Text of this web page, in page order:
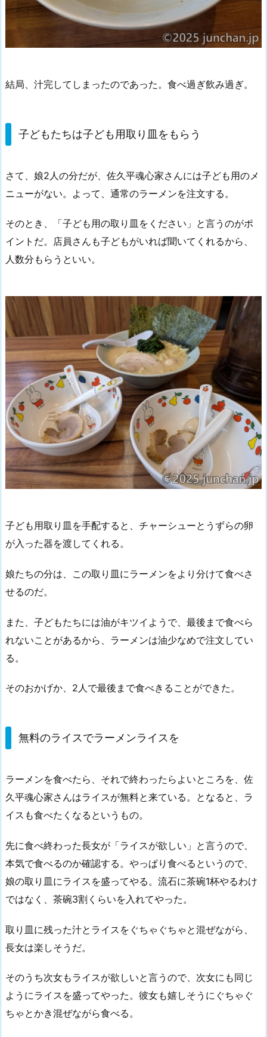
結局、汁完してしまったのであった。食べ過ぎ飲み過ぎ。
子どもたちは子ども用取り皿をもらう
さて、娘2人の分だが、佐久平魂心家さんには子ども用のメ
ニューがない。よって、通常のラーメンを注文する。
そのとき、「子ども用の取り皿をください」と言うのがポ
イントだ。店員さんも子どもがいれば聞いてくれるから、
人数分もらうといい。
子ども用取り皿を手配すると、チャーシューとうずらの卵
が入った器を渡してくれる。
娘たちの分は、この取り皿にラーメンをより分けて食べさ
せるのだ。
また、子どもたちには油がキツイようで、最後まで食べら
れないことがあるから、ラーメンは油少なめで注文してい
る。
そのおかげか、2人で最後まで食べきることができた。
無料のライスでラーメンライスを
ラーメンを食べたら、それで終わったらよいところを、佐
久平魂心家さんはライスが無料と来ている。となると、ラ
イスも食べたくなるというもの。
先に食べ終わった長女が「ライスが欲しい」と言うので、
本気で食べるのか確認する。やっぱり食べるというので、
娘の取り皿にライスを盛ってやる。流石に茶碗1杯やるわけ
ではなく、茶碗3割くらいを入れてやった。
取り皿に残った汁とライスをぐちゃぐちゃと混ぜながら、
長女は楽しそうだ。
そのうち次女もライスが欲しいと言うので、次女にも同じ
ようにライスを盛ってやった。彼女も嬉しそうにぐちゃぐ
ちゃとかき混ぜながら食べる。